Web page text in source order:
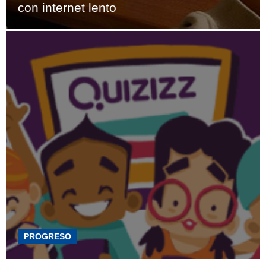
con internet lento
PROGRESO